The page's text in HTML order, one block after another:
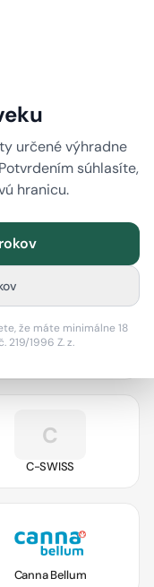
určené výhradne
súhlasíte,
hranicu.
že máte minimálne 18
219/1996 Z. z.
Best Buds
C
C-SWISS
Canna Bellum